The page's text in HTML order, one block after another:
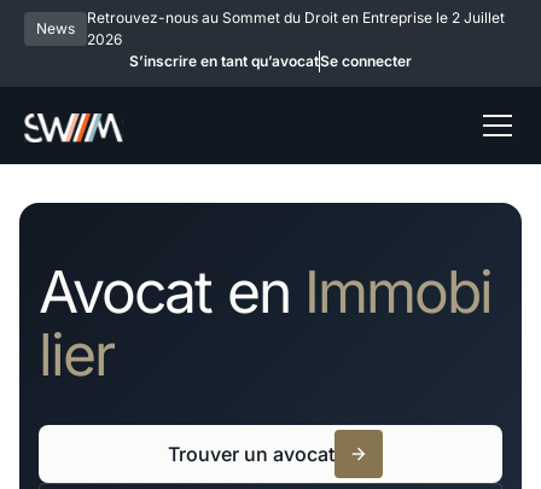
News
Retrouvez-nous au Sommet du Droit en Entreprise le 2 Juillet
2026
S’inscrire en tant qu’avocatSe connecter
Avocat en Immobi
lier
Trouver un avocat